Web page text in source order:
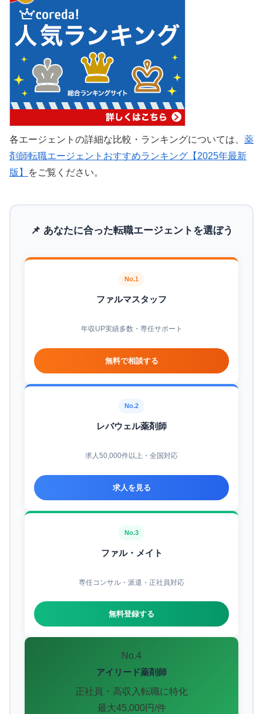
各エージェントの詳細な比較・ランキングについては、 薬
剤師転職エージェントおすすめランキング【2025年最新
版】
をご覧ください。
📌 あなたに合った転職エージェントを選ぼう
No.1
ファルマスタッフ
年収UP実績多数・専任サポート
無料で相談する
No.2
レバウェル薬剤師
求人50,000件以上・全国対応
求人を見る
No.3
ファル・メイト
専任コンサル・派遣・正社員対応
無料登録する
No.4
アイリード薬剤師
正社員・高収入転職に特化
最大45,000円/件